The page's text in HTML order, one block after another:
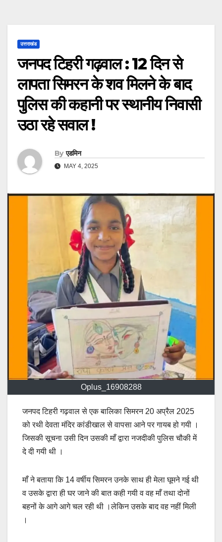
उत्तराखंड
जनपद टिहरी गढ़वाल : 12 दिन से
लापता सिमरन के शव मिलने के बाद
पुलिस की कहानी पर स्थानीय निवासी
उठा रहे सवाल !
By एडमिन
MAY 4, 2025
Oplus_16908288
जनपद टिहरी गढ़वाल से एक बालिका सिमरन 20 अप्रैल 2025
को रथी देवता मंदिर कांडीखाल से वापसा आने पर गायब हो गयी ।
जिसकी सूचना उसी दिन उसकी माँ द्वारा नजदीकी पुलिस चौकी में
दे दी गयी थी ।
माँ ने बताया कि 14 वर्षीय सिमरन उनके साथ ही मेला घूमने गई थी
व उसके द्वारा ही घर जाने की बात कही गयी व वह माँ तथा दोनों
बहनों के आगे आगे चल रही थी ।लेकिन उसके बाद वह नहीं मिली
।